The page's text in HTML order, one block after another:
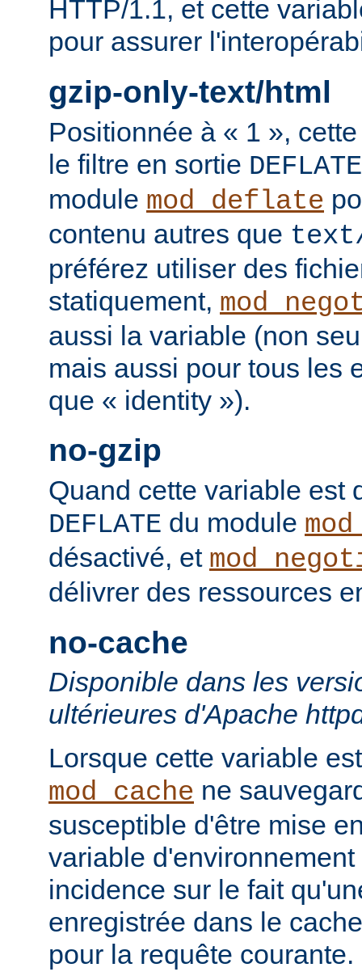
HTTP/1.1, et cette
pour assurer
gzip-only-text/html
Positionnée à « 1 »,
le filtre en sortie DEFLATE
module mod_deflate
contenu autres que
préférez utiliser des
statiquement,
aussi la variable (non
mais aussi pour tous les
que « identity »).
no-gzip
Quand cette variable est
DEFLATE du module
désactivé, et
délivrer des ressources
no-cache
Disponible dans les
ultérieures d'Apache
Lorsque cette variable
mod_cache ne
susceptible d'être mise
variable
incidence sur le fait
enregistrée dans le
pour la requête courante.